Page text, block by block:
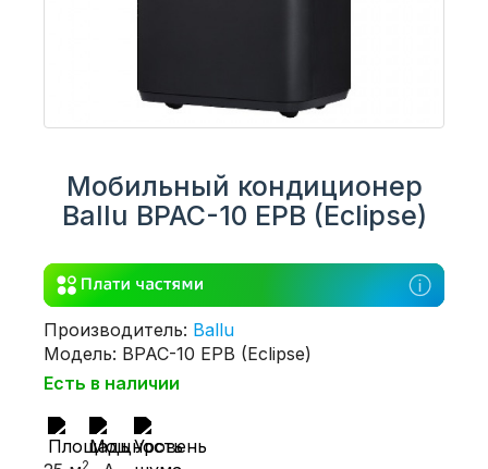
Мобильный кондиционер
Ballu BPAC-10 EPB (Eclipse)
Производитель: Ballu
Модель: BPAC-10 EPB (Eclipse)
Есть в наличии
2